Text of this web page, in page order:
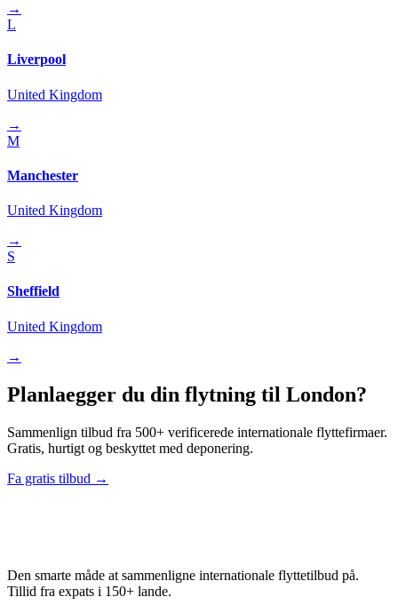
→
L
Liverpool
United Kingdom
→
M
Manchester
United Kingdom
→
S
Sheffield
United Kingdom
→
Planlaegger du din flytning til London?
Sammenlign tilbud fra 500+ verificerede internationale flyttefirmaer.
Gratis, hurtigt og beskyttet med deponering.
Fa gratis tilbud →
Den smarte måde at sammenligne internationale flyttetilbud på.
Tillid fra expats i 150+ lande.